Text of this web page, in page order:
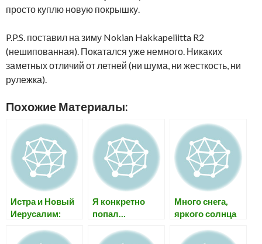
просто куплю новую покрышку.
P.P.S. поставил на зиму Nokian Hakkapeliitta R2
(нешипованная). Покатался уже немного. Никаких
заметных отличий от летней (ни шума, ни жесткость, ни
рулежка).
Похожие Материалы:
Истра и Новый
Иерусалим:
историю и
Я конкретно
попал…
Много снега,
яркого солнца
эту дорогу)